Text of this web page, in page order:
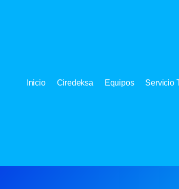
Inicio Ciredeksa Equipos Servicio